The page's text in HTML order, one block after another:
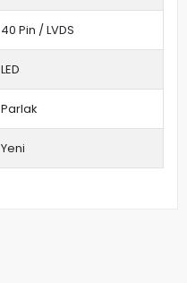
40 Pin / LVDS
LED
Parlak
Yeni